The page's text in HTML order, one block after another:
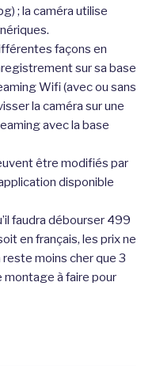
; la caméra utilise
façons en
sur sa base
Wifi (avec ou sans
la caméra sur une
avec la base
être modifiés par
disponible
faudra débourser 499
en français, les prix ne
moins cher que 3
montage à faire pour